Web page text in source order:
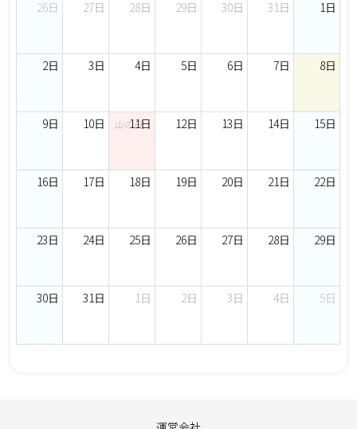
26日
27日 28日 29日 30日 31日 1日
2日 3日 4日 5日 6日 7日 8日
9日 10日 11日
山の日 12日 13日 14日 15日
16日 17日 18日 19日 20日 21日 22日
23日 24日 25日 26日 27日 28日 29日
30日 31日 1日 2日 3日 4日 5日